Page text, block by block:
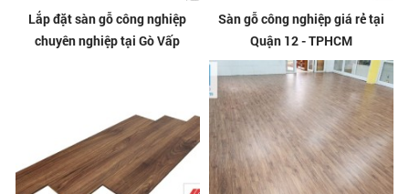
Lắp đặt sàn gỗ công nghiệp
chuyên nghiệp tại Gò Vấp
Sàn gỗ công nghiệp giá rẻ tại
Quận 12 - TPHCM